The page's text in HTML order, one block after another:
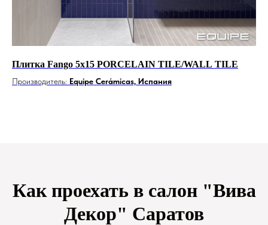
Плитка Fango 5x15 PORCELAIN TILE/WALL TILE
Производитель: Equipe Cerámicas, Испания
Как проехать в салон "Вива
Декор" Саратов